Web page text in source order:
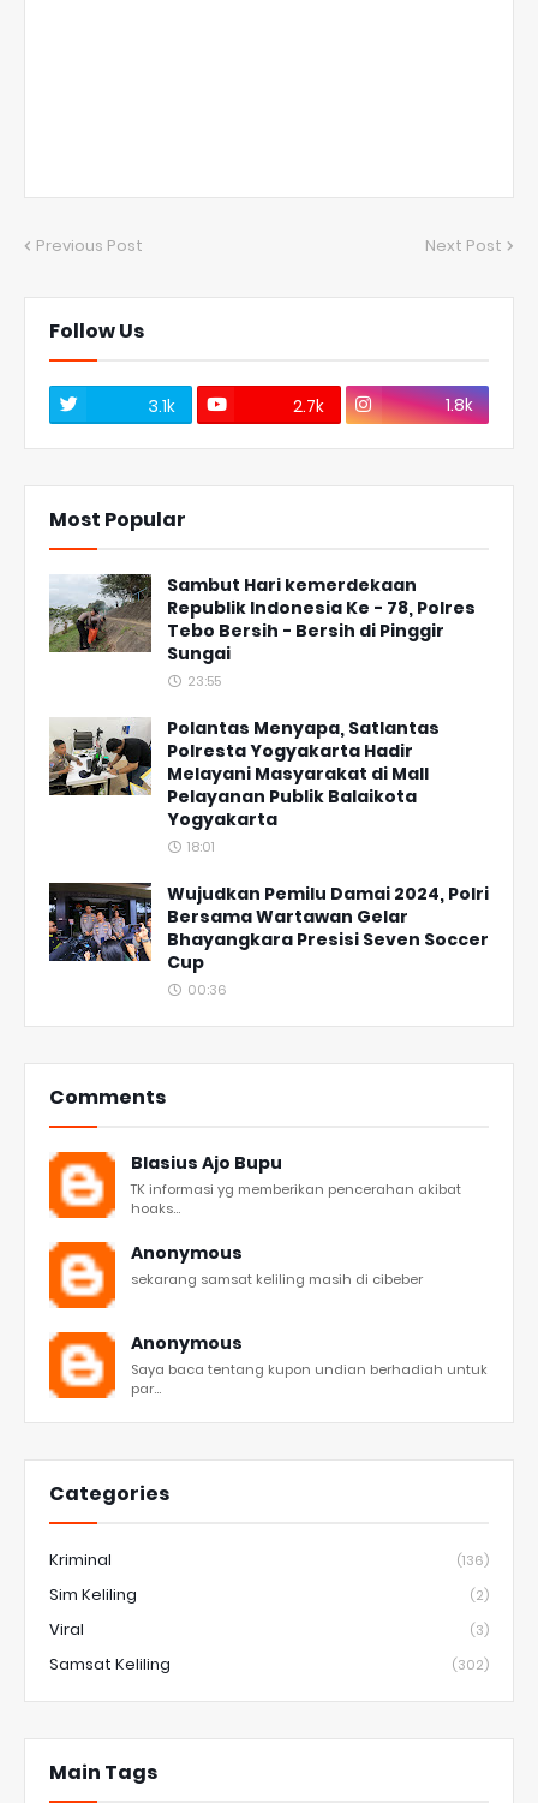
Previous Post Next Post
Follow Us
3.1k 2.7k 1.8k
Most Popular
Sambut Hari kemerdekaan
Republik Indonesia Ke - 78, Polres
Tebo Bersih - Bersih di Pinggir
Sungai
23:55
Polantas Menyapa, Satlantas
Polresta Yogyakarta Hadir
Melayani Masyarakat di Mall
Pelayanan Publik Balaikota
Yogyakarta
18:01
Wujudkan Pemilu Damai 2024, Polri
Bersama Wartawan Gelar
Bhayangkara Presisi Seven Soccer
Cup
00:36
Comments
Blasius Ajo Bupu
TK informasi yg memberikan pencerahan akibat
hoaks...
Anonymous
sekarang samsat keliling masih di cibeber
Anonymous
Saya baca tentang kupon undian berhadiah untuk
par...
Categories
Kriminal (136)
Sim Keliling (2)
Viral (3)
Samsat Keliling (302)
Main Tags